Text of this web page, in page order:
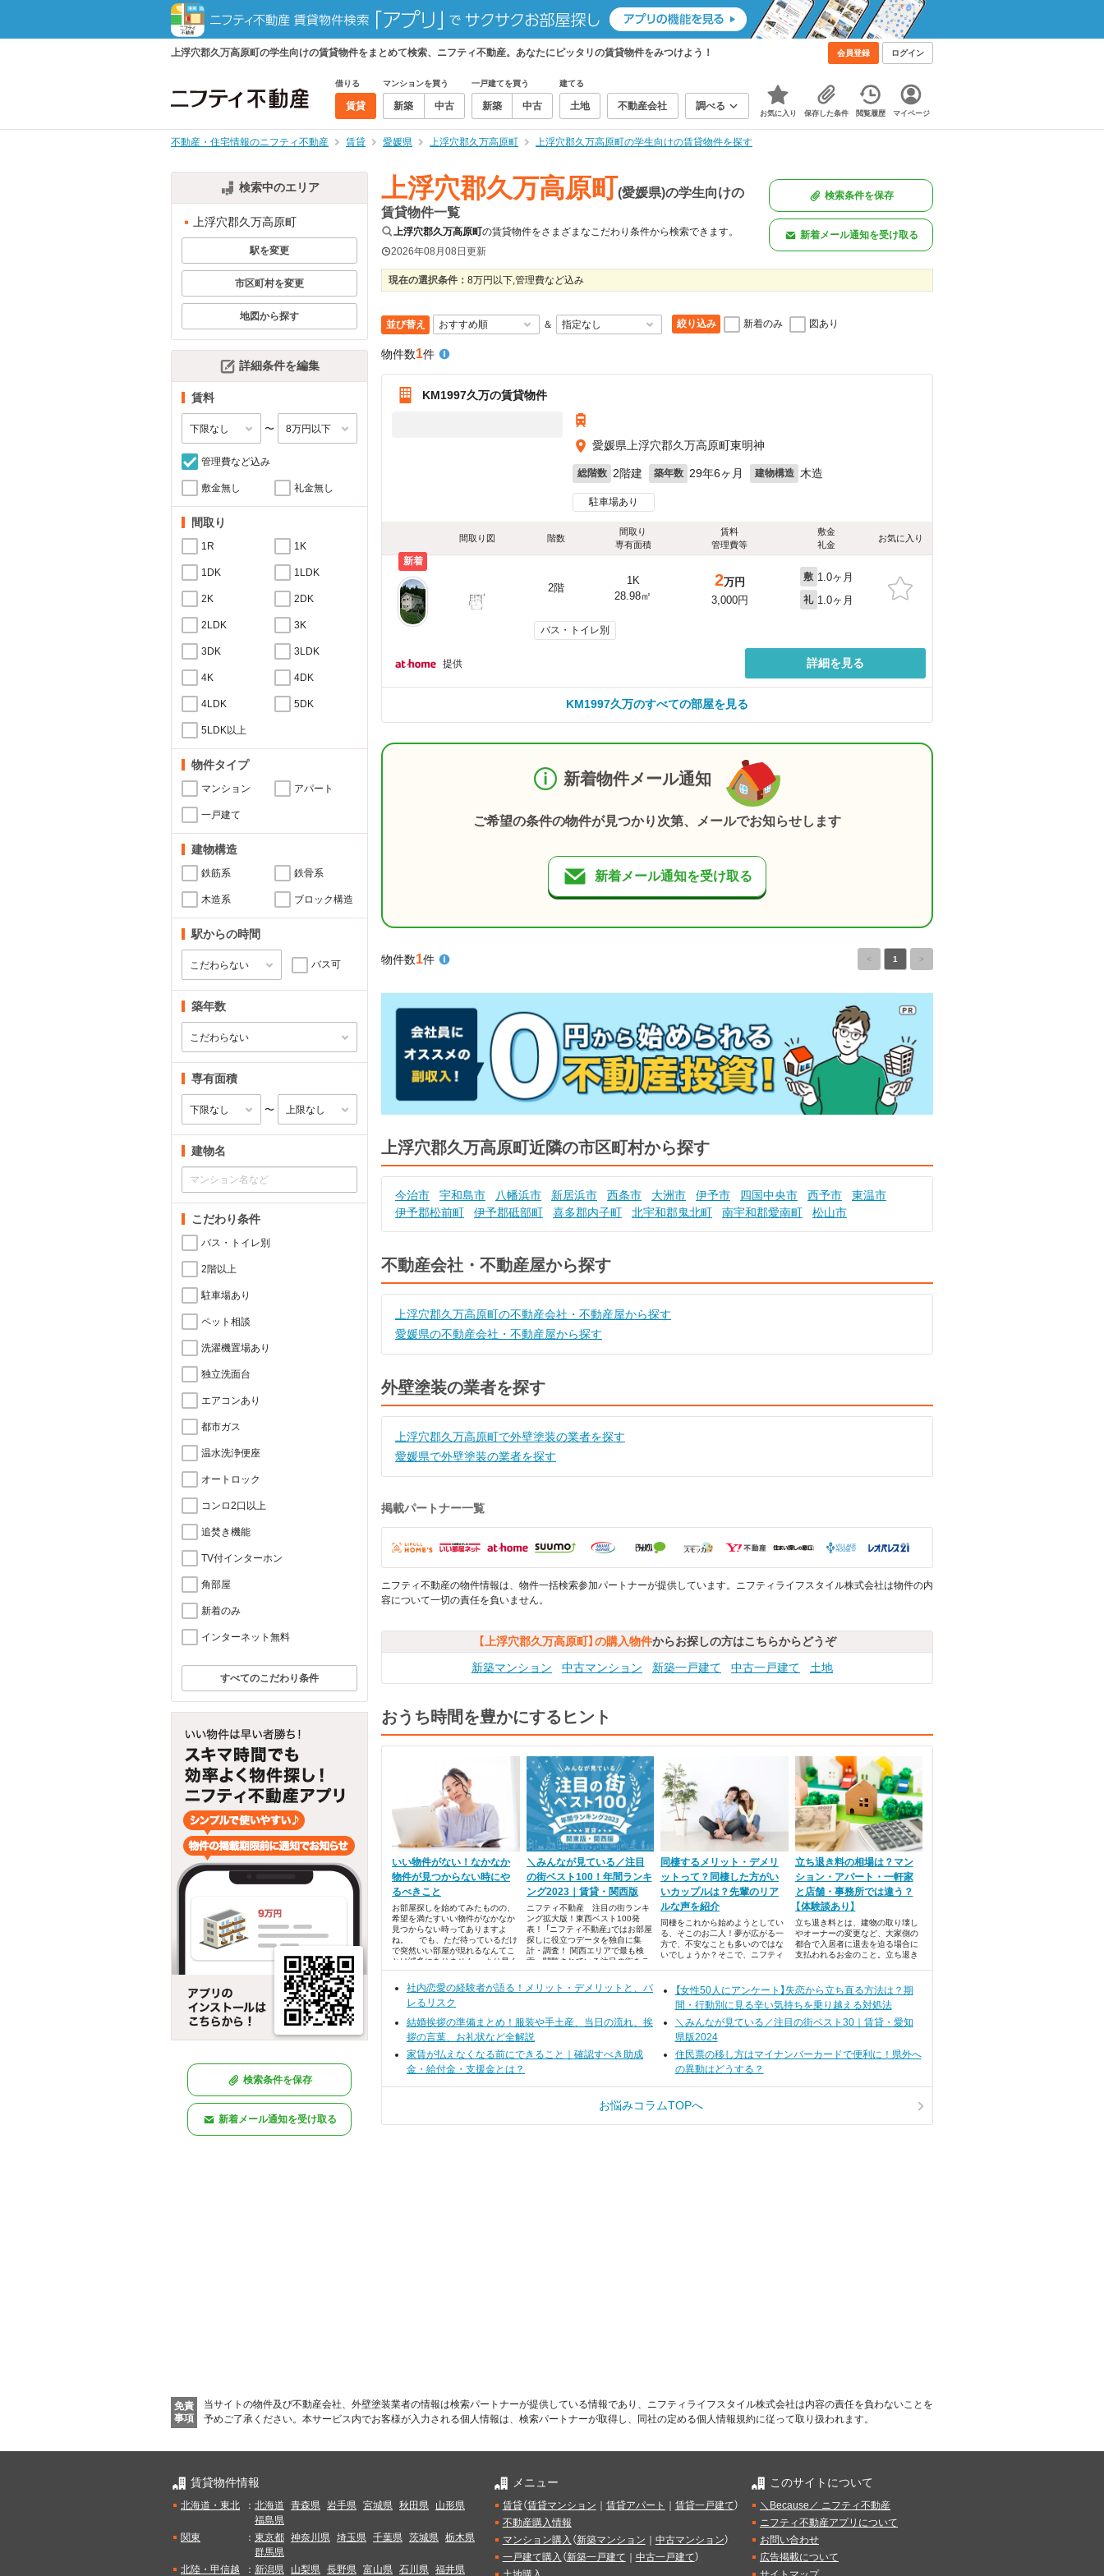
上浮穴郡久万高原町の学生向けの賃貸物件をまとめて検索、ニフティ不動産。あなたにピッタリの賃貸物件をみつけよう！ 会員登録 ログイン
借りる
賃貸
マンションを買う
新築 中古
一戸建てを買う
新築 中古
建てる
土地 不動産会社 調べる
お気に入り 保存した条件 閲覧履歴 マイページ
不動産・住宅情報のニフティ不動産 賃貸 愛媛県 上浮穴郡久万高原町 上浮穴郡久万高原町の学生向けの賃貸物件を探す
検索中のエリア
上浮穴郡久万高原町
駅を変更
市区町村を変更
地図から探す
詳細条件を編集
賃料
〜
管理費など込み
敷金無し 礼金無し
間取り
1R 1K
1DK 1LDK
2K 2DK
2LDK 3K
3DK 3LDK
4K 4DK
4LDK 5DK
5LDK以上
物件タイプ
マンション アパート
一戸建て
建物構造
鉄筋系 鉄骨系
木造系 ブロック構造
駅からの時間
バス可
築年数
専有面積
〜
建物名
こだわり条件
バス・トイレ別
2階以上
駐車場あり
ペット相談
洗濯機置場あり
独立洗面台
エアコンあり
都市ガス
温水洗浄便座
オートロック
コンロ2口以上
追焚き機能
TV付インターホン
角部屋
新着のみ
インターネット無料
すべてのこだわり条件
検索条件を保存
新着メール通知を受け取る
上浮穴郡久万高原町(愛媛県)の学生向けの
賃貸物件一覧
上浮穴郡久万高原町の賃貸物件をさまざまなこだわり条件から検索できます。
2026年08月08日更新
検索条件を保存
新着メール通知を受け取る
現在の選択条件： 8万円以下,管理費など込み
並び替え ＆ 絞り込み 新着のみ 図あり
物件数1件
KM1997久万の賃貸物件
愛媛県上浮穴郡久万高原町東明神
総階数 2階建 築年数 29年6ヶ月 建物構造 木造
駐車場あり
間取り図 階数
間取り
専有面積
賃料
管理費等
敷金
礼金
お気に入り
新着
2階
1K
28.98㎡
2万円
3,000円
敷 1.0ヶ月
礼 1.0ヶ月
バス・トイレ別
提供 詳細を見る
KM1997久万のすべての部屋を見る
新着物件メール通知
ご希望の条件の物件が見つかり次第、メールでお知らせします
新着メール通知を受け取る
物件数1件 < 1 >
上浮穴郡久万高原町近隣の市区町村から探す
今治市 宇和島市 八幡浜市 新居浜市 西条市 大洲市 伊予市 四国中央市 西予市
東温市
伊予郡松前町
伊予郡砥部町 喜多郡内子町 北宇和郡鬼北町 南宇和郡愛南町 松山市
不動産会社・不動産屋から探す
上浮穴郡久万高原町の不動産会社・不動産屋から探す
愛媛県の不動産会社・不動産屋から探す
外壁塗装の業者を探す
上浮穴郡久万高原町で外壁塗装の業者を探す
愛媛県で外壁塗装の業者を探す
掲載パートナー一覧
ニフティ不動産の物件情報は、物件一括検索参加パートナーが提供しています。ニフティライフスタイル株式会社は物件の内
容について一切の責任を負いません。
【上浮穴郡久万高原町】の購入物件からお探しの方はこちらからどうぞ
新築マンション
中古マンション 新築一戸建て 中古一戸建て 土地
おうち時間を豊かにするヒント
いい物件がない！なかなか
物件が見つからない時にや
るべきこと
お部屋探しを始めてみたものの、
希望を満たすいい物件がなかなか
見つからない時ってありますよ
ね。 でも、ただ待っているだけ
で突然いい部屋が現れるなんてこ
とは滅多にありません。 より早く
希望の物件に出会うためにすべき
ことをご紹介します。
＼みんなが見ている／注目
の街ベスト100！年間ランキ
ング2023｜賃貸・関西版
ニフティ不動産 注目の街ランキ
ング拡大版！東西ベスト100発
表！ 「ニフティ不動産」ではお部屋
探しに役立つデータを独自に集
計・調査！ 関西エリアで最も検
索・閲覧されている注目の街をラ
ンキング形式でまとめました。
同棲するメリット・デメリ
ットって？同棲した方がい
いカップルは？先輩のリア
ルな声を紹介
同棲をこれから始めようとしてい
る、そこのお二人！夢が広がる一
方で、不安なことも多いのではな
いでしょうか？そこで、ニフティ
ト・デメリットについてまとめま
した。ランキング形式でご紹介し
ます！
立ち退き料の相場は？マン
ション・アパート・一軒家
と店舗・事務所では違う？
【体験談あり】
立ち退き料とは、建物の取り壊し
やオーナーの変更など、大家側の
都合で入居者に退去を迫る場合に
支払われるお金のこと。立ち退き
社内恋愛の経験者が語る！メリット・デメリットと、バ
レるリスク
【女性50人にアンケート】失恋から立ち直る方法は？期
間・行動別に見る辛い気持ちを乗り越える対処法
結婚挨拶の準備まとめ！服装や手土産、当日の流れ、挨
拶の言葉、お礼状など全解説
＼みんなが見ている／注目の街ベスト30｜賃貸・愛知
県版2024
家賃が払えなくなる前にできること｜確認すべき助成
金・給付金・支援金とは？
住民票の移し方はマイナンバーカードで便利に！県外へ
の異動はどうする？
お悩みコラムTOPへ
免責
事項
当サイトの物件及び不動産会社、外壁塗装業者の情報は検索パートナーが提供している情報であり、ニフティライフスタイル株式会社は内容の責任を負わないことを
予めご了承ください。 本サービス内でお客様が入力される個人情報は、検索パートナーが取得し、同社の定める個人情報規約に従って取り扱われます。
賃貸物件情報
北海道・東北 ： 北海道 青森県 岩手県 宮城県 秋田県
山形県
福島県
関東
： 東京都 神奈川県 埼玉県 千葉県 茨城県 栃木県
群馬県
北陸・甲信越
： 新潟県 山梨県 長野県 富山県 石川県 福井県
メニュー
賃貸（賃貸マンション 賃貸アパート 賃貸一戸建て）
不動産購入情報
マンション購入 （新築マンション 中古マンション）
一戸建て購入 （新築一戸建て 中古一戸建て）
このサイトについて
＼Because／ ニフティ不動産
ニフティ不動産アプリについて
お問い合わせ
広告掲載について